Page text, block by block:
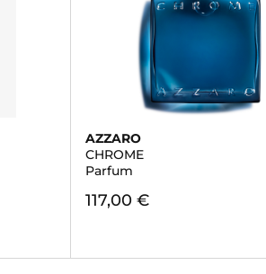
AZZARO
CHROME
Parfum
117,00 €